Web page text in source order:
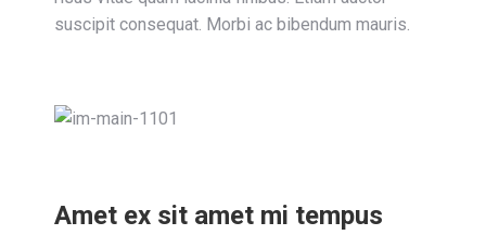
suscipit consequat. Morbi ac bibendum mauris.
Amet ex sit amet mi tempus